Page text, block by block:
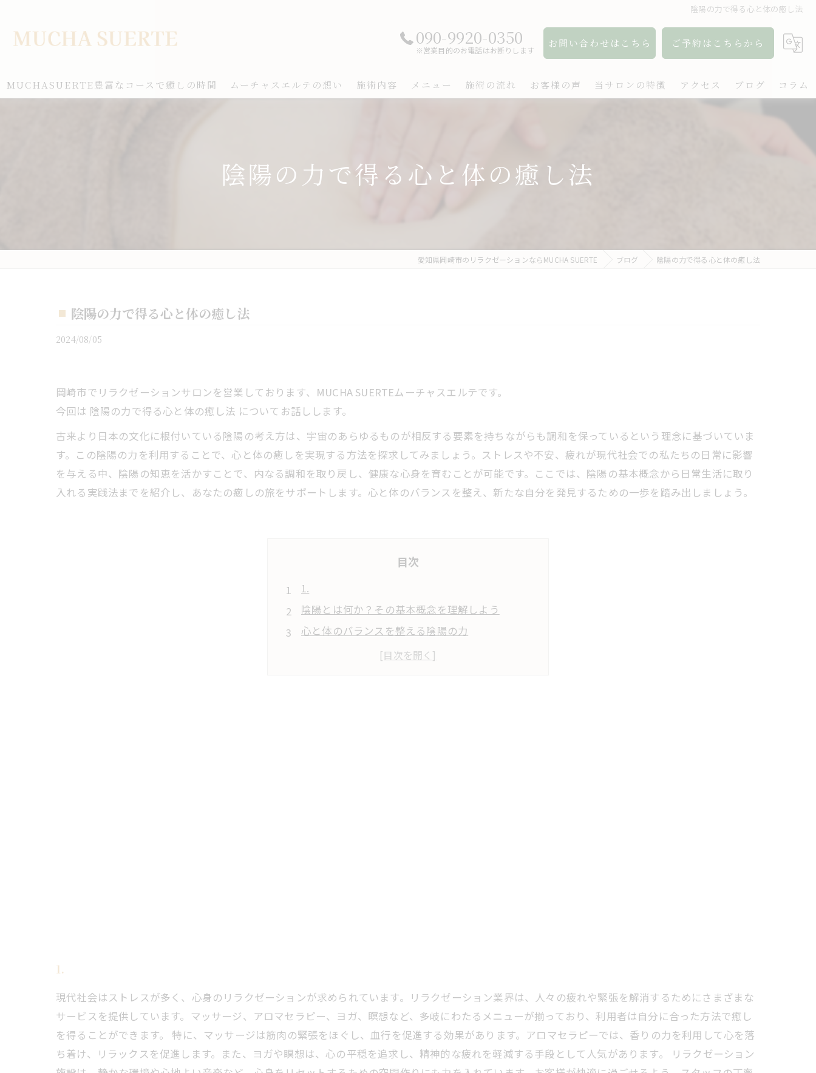
陰陽の力で得る心と体の癒し法
090-9920-0350
※営業目的のお電話はお断りします
お問い合わせはこちら ご予約はこちらから
MUCHASUERTE豊富なコースで癒しの時間 ムーチャスエルテの想い 施術内容 メニュー 施術の流れ お客様の声 当サロンの特徴 アクセス ブログ コラム
陰陽の力で得る心と体の癒し法
愛知県岡崎市のリラクゼーションならMUCHA SUERTE ブログ 陰陽の力で得る心と体の癒し法
陰陽の力で得る心と体の癒し法
2024/08/05
岡崎市でリラクゼーションサロンを営業しております、MUCHA SUERTEムーチャスエルテです。
今回は 陰陽の力で得る心と体の癒し法 についてお話しします。
古来より日本の文化に根付いている陰陽の考え方は、宇宙のあらゆるものが相反する要素を持ちながらも調和を保っているという理念に基づいていま
す。この陰陽の力を利用することで、心と体の癒しを実現する方法を探求してみましょう。ストレスや不安、疲れが現代社会での私たちの日常に影響
を与える中、陰陽の知恵を活かすことで、内なる調和を取り戻し、健康な心身を育むことが可能です。ここでは、陰陽の基本概念から日常生活に取り
入れる実践法までを紹介し、あなたの癒しの旅をサポートします。心と体のバランスを整え、新たな自分を発見するための一歩を踏み出しましょう。
目次
1.
陰陽とは何か？その基本概念を理解しよう
心と体のバランスを整える陰陽の力
日常生活に取り入れる陰陽療法の実践法
1.
現代社会はストレスが多く、心身のリラクゼーションが求められています。リラクゼーション業界は、人々の疲れや緊張を解消するためにさまざまな
サービスを提供しています。マッサージ、アロマセラピー、ヨガ、瞑想など、多岐にわたるメニューが揃っており、利用者は自分に合った方法で癒し
を得ることができます。 特に、マッサージは筋肉の緊張をほぐし、血行を促進する効果があります。アロマセラピーでは、香りの力を利用して心を落
ち着け、リラックスを促進します。また、ヨガや瞑想は、心の平穏を追求し、精神的な疲れを軽減する手段として人気があります。 リラクゼーション